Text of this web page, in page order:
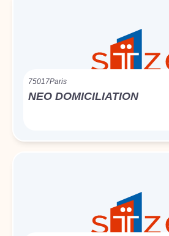
75017Paris
NEO DOMICILIATION